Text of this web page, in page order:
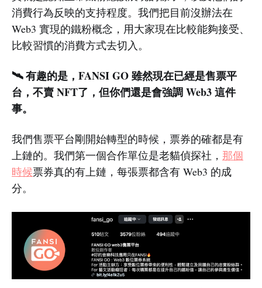
消費行為反映的支持程度。我們把目前沒辦法在
Web3 實現的鐵粉概念，用大家現在比較能夠接受、
比較習慣的消費方式去切入。
🛰️ 有趣的是，FANSI GO 雖然現在已經是售票平
台，不賣 NFT了，但你們還是會強調 Web3 這件
事。
我們售票平台剛開始轉型的時候，票券的確都是有
上鏈的。我們第一個合作單位是老貓偵探社， 那個
時候票券真的有上鏈，每張票都含有 Web3 的成
分。